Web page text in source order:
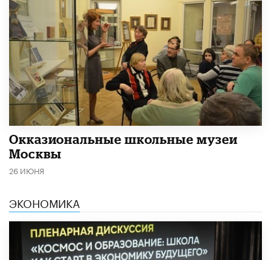
​Окказиональные школьные музеи
Москвы
26 ИЮНЯ
ЭКОНОМИКА